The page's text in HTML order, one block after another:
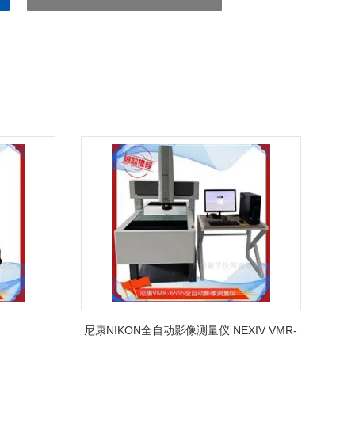
尼康NIKON全自动影像测量仪 NEXIV VMR-